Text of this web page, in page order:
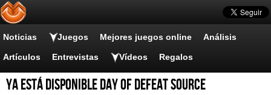
Noticias Juegos Mejores juegos online Análisis
Artículos Entrevistas Vídeos Regalos
Ya está disponible Day of Defeat Source